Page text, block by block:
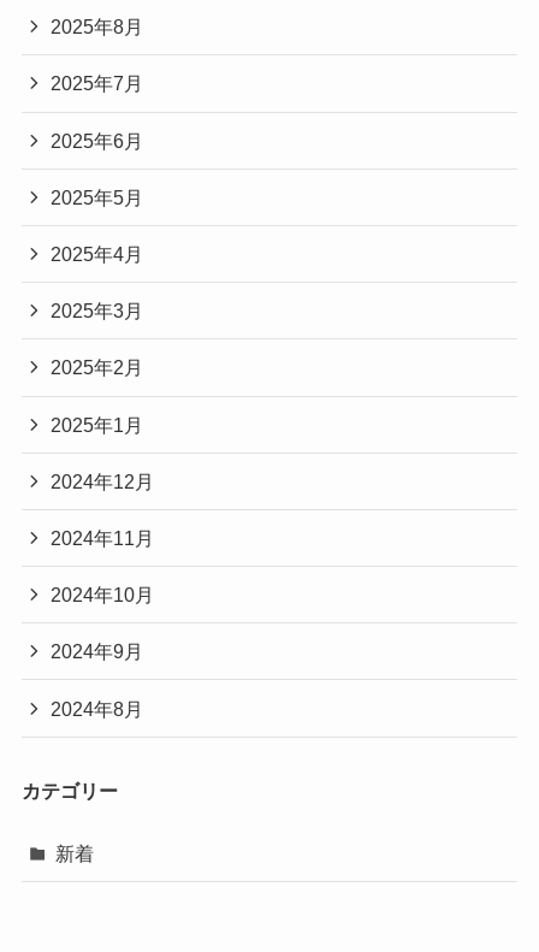
2025年8月
2025年7月
2025年6月
2025年5月
2025年4月
2025年3月
2025年2月
2025年1月
2024年12月
2024年11月
2024年10月
2024年9月
2024年8月
カテゴリー
新着